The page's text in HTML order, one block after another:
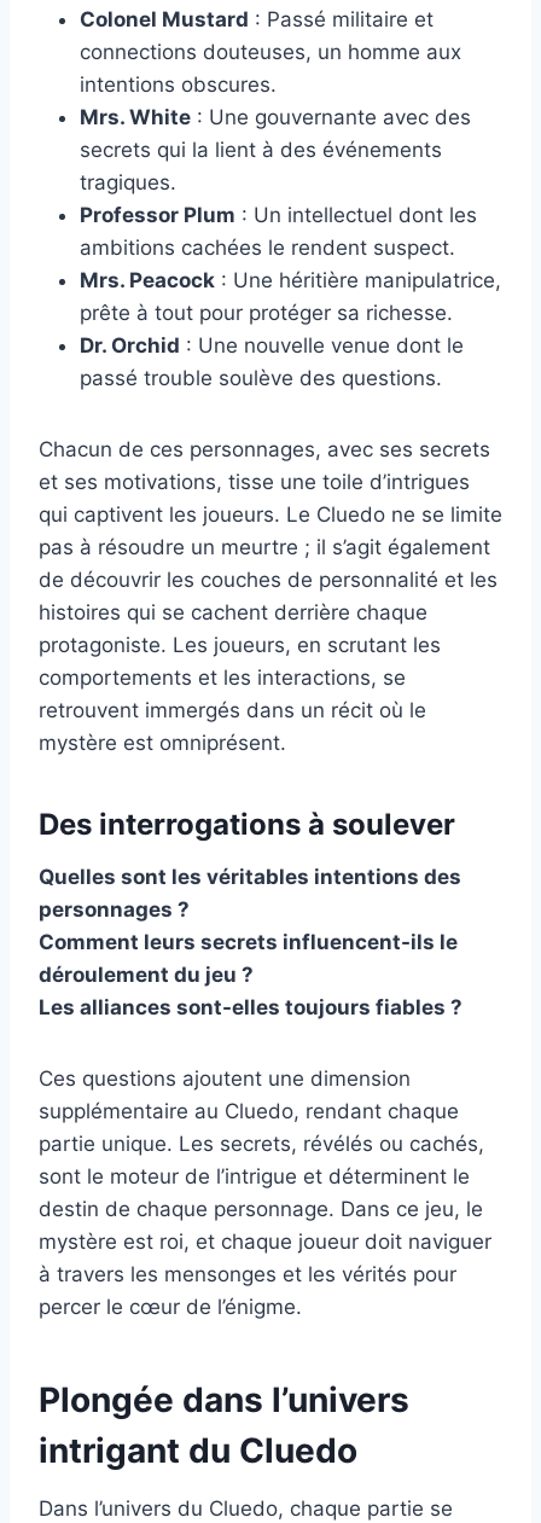
Colonel Mustard : Passé militaire et
connections douteuses, un homme aux
intentions obscures.
Mrs. White : Une gouvernante avec des
secrets qui la lient à des événements
tragiques.
Professor Plum : Un intellectuel dont les
ambitions cachées le rendent suspect.
Mrs. Peacock : Une héritière manipulatrice,
prête à tout pour protéger sa richesse.
Dr. Orchid : Une nouvelle venue dont le
passé trouble soulève des questions.
Chacun de ces personnages, avec ses secrets
et ses motivations, tisse une toile d’intrigues
qui captivent les joueurs. Le Cluedo ne se limite
pas à résoudre un meurtre ; il s’agit également
de découvrir les couches de personnalité et les
histoires qui se cachent derrière chaque
protagoniste. Les joueurs, en scrutant les
comportements et les interactions, se
retrouvent immergés dans un récit où le
mystère est omniprésent.
Des interrogations à soulever
Quelles sont les véritables intentions des
personnages ?
Comment leurs secrets influencent-ils le
déroulement du jeu ?
Les alliances sont-elles toujours fiables ?
Ces questions ajoutent une dimension
supplémentaire au Cluedo, rendant chaque
partie unique. Les secrets, révélés ou cachés,
sont le moteur de l’intrigue et déterminent le
destin de chaque personnage. Dans ce jeu, le
mystère est roi, et chaque joueur doit naviguer
à travers les mensonges et les vérités pour
percer le cœur de l’énigme.
Plongée dans l’univers
intrigant du Cluedo
Dans l’univers du Cluedo, chaque partie se